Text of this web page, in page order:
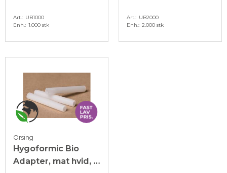
Art.
UB1000
Enh.
1.000 stk
Art.
UB2000
Enh.
2.000 stk
Orsing
Hygoformic Bio
Adapter, mat hvid, Ø